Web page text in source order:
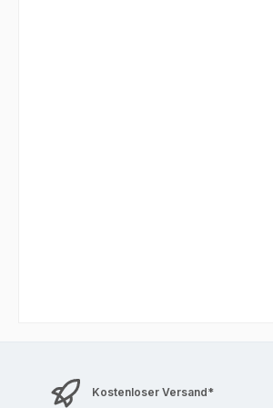
Kostenloser Versand*